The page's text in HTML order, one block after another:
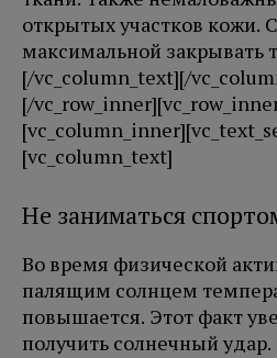
открытых участков кожи.
максимальной закрывать
[/vc_column_text][/
[/
[vc_column_text]
Не заниматься
Во время физической
палящим солнцем
повышается. Этот факт
получить солнечный удар.